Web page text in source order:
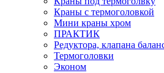
Краны с термоголовкой
Мини краны хром
ПРАКТИК
Редуктора, клапана
Термоголовки
Эконом